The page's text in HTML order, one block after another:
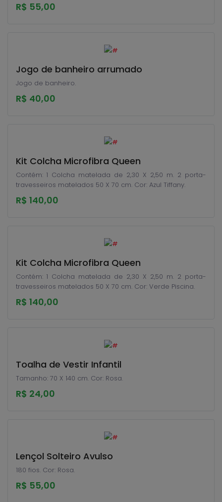
R$ 55,00
Jogo de banheiro arrumado
Jogo de banheiro.
R$ 40,00
Kit Colcha Microfibra Queen
Contém: 1 Colcha matelada de 2,30 X 2,50 m. 2 porta-
travesseiros matelados 50 X 70 cm. Cor: Azul Tiffany.
R$ 140,00
Kit Colcha Microfibra Queen
Contém: 1 Colcha matelada de 2,30 X 2,50 m. 2 porta-
travesseiros matelados 50 X 70 cm. Cor: Verde Piscina.
R$ 140,00
Toalha de Vestir Infantil
Tamanho: 70 X 140 cm. Cor: Rosa.
R$ 24,00
Lençol Solteiro Avulso
180 fios. Cor: Rosa.
R$ 55,00